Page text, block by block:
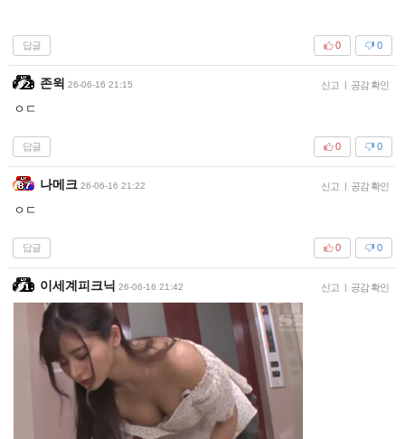
답글 0
0
존윅 26-06-16 21:15 신고 | 공감 확인
ㅇㄷ
답글 0
0
나메크 26-06-16 21:22 신고 | 공감 확인
ㅇㄷ
답글 0
0
이세계피크닉 26-06-16 21:42 신고 | 공감 확인